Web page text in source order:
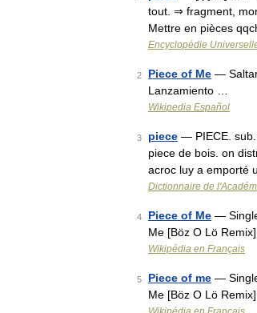
tout. ⇒ fragment,
Mettre en pièces
Encyclopédie
2 Piece of Me — Saltar
Lanzamiento …
Wikipedia Español
3 piece — PIECE.
piece de bois. on
acroc luy a emporté
Dictionnaire de
4 Piece of Me —
Me [Böz O Lö
Wikipédia en Français
5 Piece of me —
Me [Böz O Lö